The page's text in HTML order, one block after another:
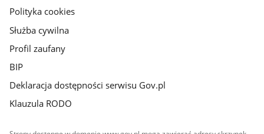
Polityka cookies
Służba cywilna
Profil zaufany
BIP
Deklaracja dostępności serwisu Gov.pl
Klauzula RODO